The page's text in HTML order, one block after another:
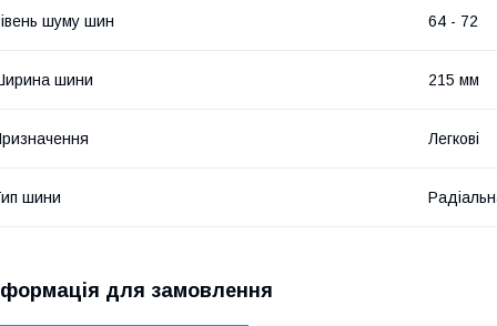
шуму шин 64 - 72
шини 215 мм
Легкові
шини
для замовлення